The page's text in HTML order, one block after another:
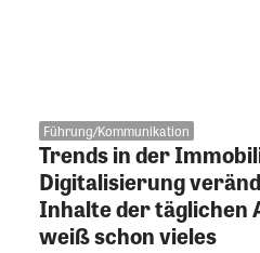
Führung/Kommunikation
Trends in der
Digitalisierung
Inhalte der täglichen
weiß schon vieles